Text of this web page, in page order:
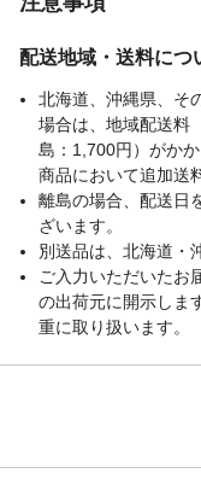
生産国
重量
配送地域・送料につ
北海道、沖縄県、そ
場合は、地域配送料
島：1,700円）がか
商品において追加送
離島の場合、配送日
ざいます。
別送品は、北海道・
ご入力いただいたお
の出荷元に開示しま
重に取り扱います。